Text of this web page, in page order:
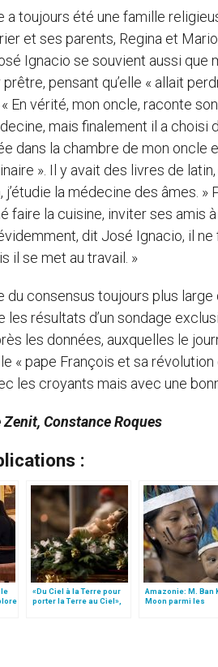
a toujours été une famille
et ses parents, Regina et
Ignacio se souvient aussi que
pensant qu’elle « allait
En vérité, mon oncle, raconte
mais finalement il a choisi
dans la chambre de mon oncle
». Il y avait des livres de
j’étudie la médecine des âmes.
faire la cuisine, inviter ses amis
évidemment, dit José Ignacio, il
il se met au travail. »
du consensus toujours plus large
les résultats d’un sondage
les données, auxquelles le
« pape François et sa
les croyants mais avec une
Constance Roques
:
le
«Du Ciel à la Terre pour
porter la Terre au Ciel»,
Amazonie: M. Ban
Moon parmi les